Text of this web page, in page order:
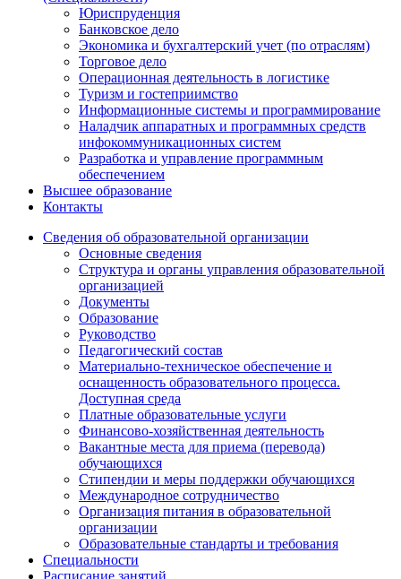
Юриспруденция
Банковское дело
Экономика и бухгалтерский учет (по отраслям)
Торговое дело
Операционная деятельность в логистике
Туризм и гостеприимство
Информационные системы и программирование
Наладчик аппаратных и программных средств
инфокоммуникационных систем
Разработка и управление программным
обеспечением
Высшее образование
Контакты
Сведения об образовательной организации
Основные сведения
Структура и органы управления образовательной
организацией
Документы
Образование
Руководство
Педагогический состав
Материально-техническое обеспечение и
оснащенность образовательного процесса.
Доступная среда
Платные образовательные услуги
Финансово-хозяйственная деятельность
Вакантные места для приема (перевода)
обучающихся
Стипендии и меры поддержки обучающихся
Международное сотрудничество
Организация питания в образовательной
организации
Образовательные стандарты и требования
Специальности
Расписание занятий